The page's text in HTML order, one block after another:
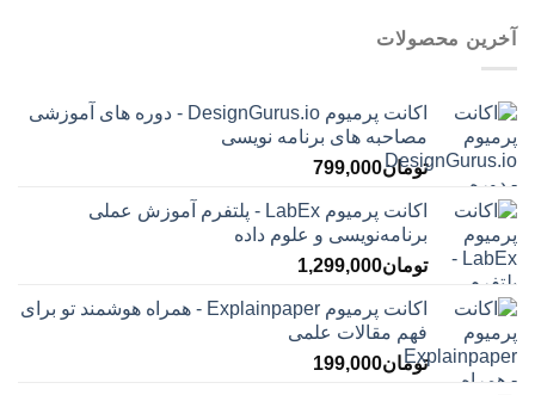
آخرین محصولات
اکانت پرمیوم DesignGurus.io - دوره ‌های آموزشی
مصاحبه ‌های برنامه نویسی
تومان799,000
اکانت پرمیوم LabEx - پلتفرم آموزش عملی
برنامه‌نویسی و علوم داده
تومان1,299,000
اکانت پرمیوم Explainpaper - همراه هوشمند تو برای
فهم مقالات علمی
تومان199,000